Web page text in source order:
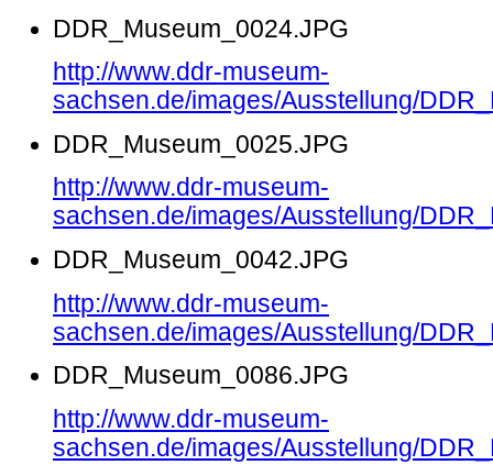
DDR_Museum_0024.JPG
http://www.ddr-museum-
sachsen.de/images/Ausstellung/
DDR_Museum_0025.JPG
http://www.ddr-museum-
sachsen.de/images/Ausstellung/
DDR_Museum_0042.JPG
http://www.ddr-museum-
sachsen.de/images/Ausstellung/
DDR_Museum_0086.JPG
http://www.ddr-museum-
sachsen.de/images/Ausstellung/